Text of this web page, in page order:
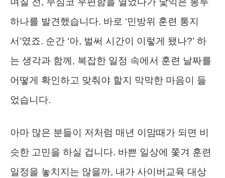
하나를 발견했습니다. 바로 ‘민방위 훈련 통지
서’였죠. 순간 ‘아, 벌써 시간이 이렇게 됐나?’ 하
는 생각과 함께, 복잡한 일정 속에서 훈련 날짜를
어떻게 확인하고 맞춰야 할지 막막한 마음이 들
었습니다.
아마 많은 분들이 저처럼 매년 이맘때가 되면 비
슷한 고민을 하실 겁니다. 바쁜 일상에 쫓겨 훈련
일정을 놓치지는 않을까, 내가 사이버교육 대상